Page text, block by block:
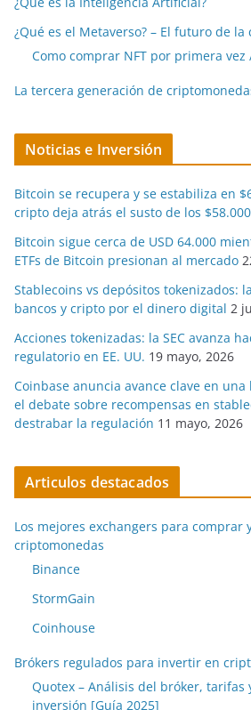
¿Qué es el Metaverso? – El futuro de
Como comprar NFT por primera vez
La tercera generación de
Noticias e Inversión
Bitcoin se recupera y se estabiliza en
cripto deja atrás el susto de los $58.000
Bitcoin sigue cerca de USD 64.000
ETFs de Bitcoin presionan al mercado
Stablecoins vs depósitos tokenizados:
bancos y cripto por el dinero digital 2
Acciones tokenizadas: la SEC avanza
regulatorio en EE. UU. 19 mayo, 2026
Coinbase anuncia avance clave en una
el debate sobre recompensas en
destrabar la regulación 11 mayo, 2026
Articulos destacados
Los mejores exchangers para comprar
criptomonedas
Binance
StormGain
Coinhouse
Brókers regulados para invertir en
Quotex – Análisis del bróker, tarifas
inversión [Guía 2025]